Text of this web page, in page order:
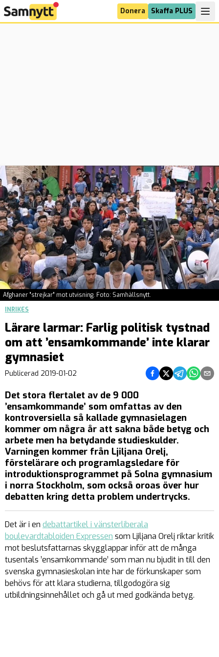
Donera Skaffa PLUS
Afghaner ”strejkar” mot utvisning. Foto: Samhällsnytt.
INRIKES
Lärare larmar: Farlig politisk tystnad
om att ’ensamkommande’ inte klarar
gymnasiet
Publicerad 2019-01-02 Dela på Facebook
Dela på Twitter
Dela påDela på
Dela
Det stora flertalet av de 9 000
’ensamkommande’ som omfattas av den
kontroversiella så kallade gymnasielagen
kommer om några år att sakna både betyg och
arbete men ha betydande studieskulder.
Varningen kommer från Ljiljana Orelj,
förstelärare och programlagsledare för
introduktionsprogrammet på Solna gymnasium
i norra Stockholm, som också oroas över hur
debatten kring detta problem undertrycks.
Det är i en debattartikel i vänsterliberala
boulevardtabloiden Expressen som Ljiljana Orelj riktar kritik
mot beslutsfattarnas skygglappar inför att de många
tusentals ’ensamkommande’ som man nu bjudit in till den
svenska gymnasieskolan inte har de förkunskaper som
behövs för att klara studierna, tillgodogöra sig
utbildningsinnehållet och gå ut med godkända betyg.